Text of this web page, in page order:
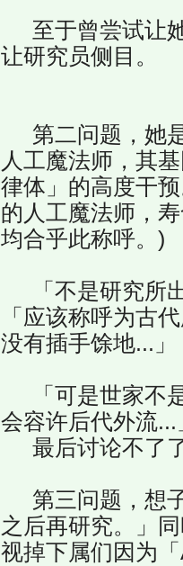
至于曾尝试让
让研究员侧目。
第二问题，她
人工魔法师，其
律体」的高度干
的人工魔法师，
均合乎此称呼。)
「不是研究所
「应该称呼为古
没有插手馀地...」
「可是世家不
会容许后代外流
最后讨论不了
第三问题，想
之后再研究。」
视掉下属们因为